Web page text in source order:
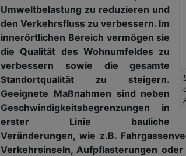
Umweltbelastung zu reduzieren und
den Verkehrsfluss zu verbessern. Im
innerörtlichen Bereich vermögen sie
die Qualität des Wohnumfeldes zu
verbessern sowie die gesamte
Standortqualität zu steigern.
Geeignete Maßnahmen sind neben
Geschwindigkeitsbegrenzungen in
erster Linie bauliche
Veränderungen, wie z.B.
Verkehrsinseln, Aufpflasterungen